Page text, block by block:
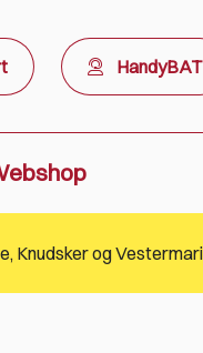
HandyBAT